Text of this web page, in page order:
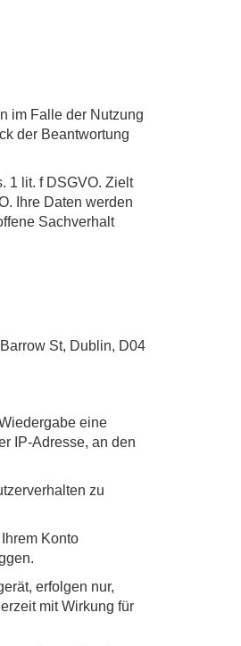
im Falle der Nutzung
der Beantwortung
1 lit. f DSGVO. Zielt
Ihre Daten werden
Sachverhalt
St, Dublin, D04
eine
IP-Adresse, an den
zu
Konto
erfolgen nur,
mit Wirkung für